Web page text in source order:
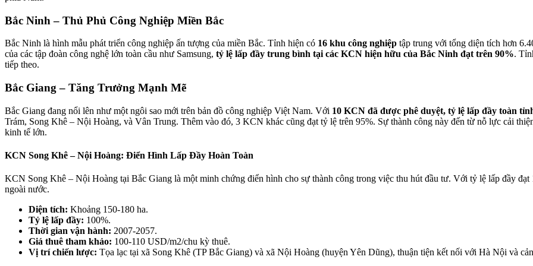
Bắc Ninh – Thủ Phủ Công Nghiệp Miền Bắc
Bắc Ninh là hình mẫu phát triển công nghiệp ấn tượng của miền Bắc. Tỉnh hiện có 16 khu công nghiệp tập trung với tổng diện tích hơn
của các tập đoàn công nghệ lớn toàn cầu như Samsung, tỷ lệ lấp đầy trung bình tại các KCN hiện hữu của Bắc Ninh đạt trên 90%.
tiếp theo.
Bắc Giang – Tăng Trưởng Mạnh Mẽ
Bắc Giang đang nổi lên như một ngôi sao mới trên bản đồ công nghiệp Việt Nam. Với 10 KCN đã được phê duyệt, tỷ lệ lấp đầy toàn
Trám, Song Khê – Nội Hoàng, và Vân Trung. Thêm vào đó, 3 KCN khác cũng đạt tỷ lệ trên 95%. Sự thành công này đến từ nỗ lực cải
kinh tế lớn.
KCN Song Khê – Nội Hoàng: Điển Hình Lấp Đầy Hoàn Toàn
KCN Song Khê – Nội Hoàng tại Bắc Giang là một minh chứng điển hình cho sự thành công trong việc thu hút đầu tư. Với tỷ lệ lấp đầy
ngoài nước.
Diện tích: Khoảng 150-180 ha.
Tỷ lệ lấp đầy: 100%.
Thời gian vận hành: 2007-2057.
Giá thuê tham khảo: 100-110 USD/m2/chu kỳ thuê.
Vị trí chiến lược: Tọa lạc tại xã Song Khê (TP Bắc Giang) và xã Nội Hoàng (huyện Yên Dũng), thuận tiện kết nối với Hà Nội và